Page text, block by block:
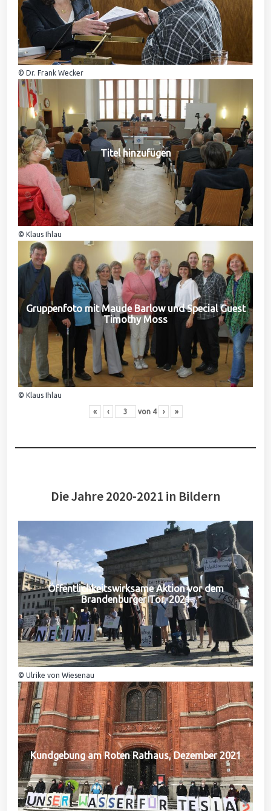
© Dr. Frank Wecker
Titel hinzufügen
© Klaus Ihlau
Gruppenfoto mit Maude Barlow und Special Guest
Timothy Moss
© Klaus Ihlau
« ‹ von 4 › »
Die Jahre 2020-2021 in Bildern
Öffentlichkeitswirksame Aktion vor dem
Brandenburger Tor, 2021
© Ulrike von Wiesenau
Kundgebung am Roten Rathaus, Dezember 2021